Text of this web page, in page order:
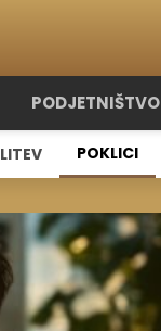
PODJETNIŠTVO
POKLICI